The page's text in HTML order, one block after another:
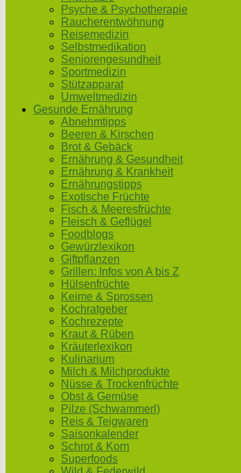
Psyche & Psychotherapie
Raucherentwöhnung
Reisemedizin
Selbstmedikation
Seniorengesundheit
Sportmedizin
Stützapparat
Umweltmedizin
Gesunde Ernährung
Abnehmtipps
Beeren & Kirschen
Brot & Gebäck
Ernährung & Gesundheit
Ernährung & Krankheit
Ernährungstipps
Exotische Früchte
Fisch & Meeresfrüchte
Fleisch & Geflügel
Foodblogs
Gewürzlexikon
Giftpflanzen
Grillen: Infos von A bis Z
Hülsenfrüchte
Keime & Sprossen
Kochratgeber
Kochrezepte
Kraut & Rüben
Kräuterlexikon
Kulinarium
Milch & Milchprodukte
Nüsse & Trockenfrüchte
Obst & Gemüse
Pilze (Schwammerl)
Reis & Teigwaren
Saisonkalender
Schrot & Korn
Superfoods